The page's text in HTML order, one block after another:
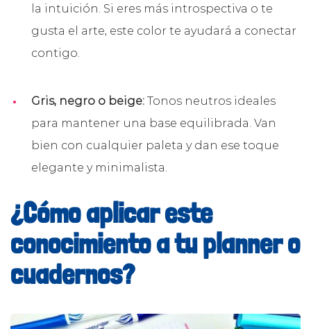
la intuición. Si eres más introspectiva o te
gusta el arte, este color te ayudará a conectar
contigo.
Gris, negro o beige: Tonos neutros ideales
para mantener una base equilibrada. Van
bien con cualquier paleta y dan ese toque
elegante y minimalista.
¿Cómo aplicar este
conocimiento a tu planner o
cuadernos?